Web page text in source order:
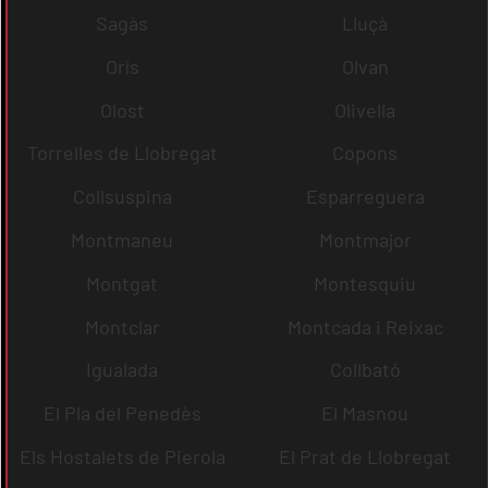
Sagàs
Lluçà
Orís
Olvan
Olost
Olivella
Torrelles de Llobregat
Copons
Collsuspina
Esparreguera
Montmaneu
Montmajor
Montgat
Montesquiu
Montclar
Montcada i Reixac
Igualada
Collbató
El Pla del Penedès
El Masnou
Els Hostalets de Pierola
El Prat de Llobregat